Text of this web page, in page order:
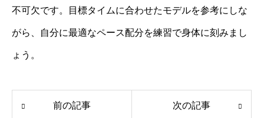
不可欠です。目標タイムに合わせたモデルを参考にしな
がら、自分に最適なペース配分を練習で身体に刻みまし
ょう。
前の記事 次の記事